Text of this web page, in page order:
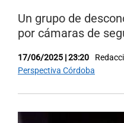
Un grupo de
por cámaras de
17/06/2025 | 23:20
Perspectiva Córdoba